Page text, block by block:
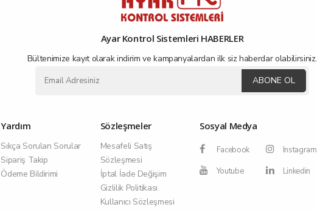
Ayar Kontrol Sistemleri HABERLER
Bültenimize kayıt olarak indirim ve kampanyalardan ilk siz haberdar olabilirsiniz.
ABONE OL
Yardım
Sıkça Sorulan Sorular
Sipariş Takip
Ödeme Bildirimi
Sözleşmeler
Mesafeli Satış
Sözleşmesi
İptal İade Değişim
Gizlilik Politikası
Kullanıcı Sözleşmesi
Sosyal Medya
Facebook
Instagram
Youtube
Linkedin